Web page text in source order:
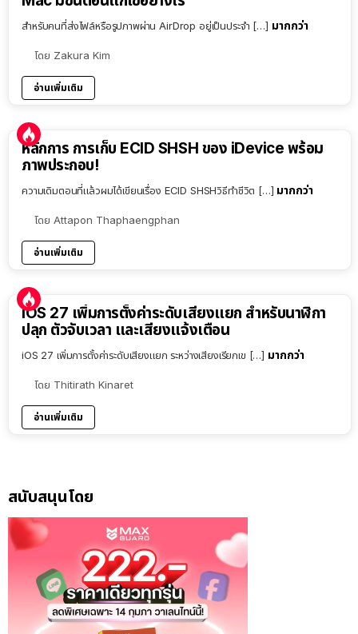
สำหรับคนที่ส่งไฟล์หรือรูปภาพผ่าน AirDrop อยู่เป็นประจำ […] มากกว่า
โดย Zakura Kim
อ่านเพิ่มเติม
หลักการ การเก็บ ECID SHSH ของ iDevice พร้อม
ภาพประกอบ!
ความเดิมตอนที่แล้วผมได้เขียนเรื่อง ECID SHSHวิธีทำชีวิต […] มากกว่า
โดย Attapon Thaphaengphan
อ่านเพิ่มเติม
iOS 27 เพิ่มการตั้งค่าระดับเสียงแยก สำหรับนาฬิกา
ปลุก ตัวจับเวลา และเสียงแจ้งเตือน
iOS 27 เพิ่มการตั้งค่าระดับเสียงแยก ระหว่างเสียงเรียกเข […] มากกว่า
โดย Thitirath Kinaret
อ่านเพิ่มเติม
สนับสนุนโดย